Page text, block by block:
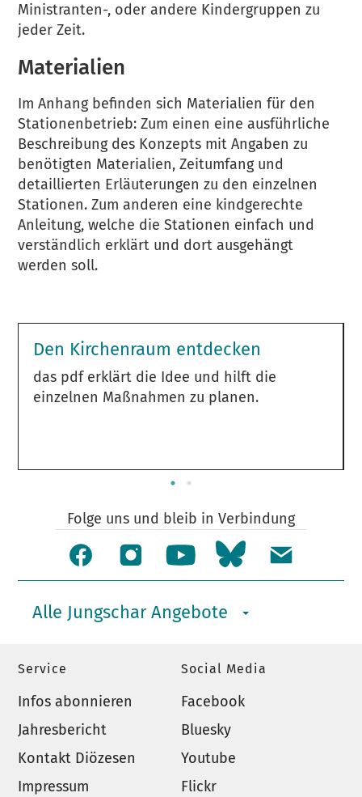
Ministranten-, oder andere Kindergruppen zu
jeder Zeit.
Materialien
Im Anhang befinden sich Materialien für den
Stationenbetrieb: Zum einen eine ausführliche
Beschreibung des Konzepts mit Angaben zu
benötigten Materialien, Zeitumfang und
detaillierten Erläuterungen zu den einzelnen
Stationen. Zum anderen eine kindgerechte
Anleitung, welche die Stationen einfach und
verständlich erklärt und dort ausgehängt
werden soll.
Den Kirchenraum entdecken
das pdf erklärt die Idee und hilft die
einzelnen Maßnahmen zu planen.
Folge uns und bleib in Verbindung
Alle Jungschar Angebote
Service
Infos abonnieren
Jahresbericht
Kontakt Diözesen
Impressum
Social Media
Facebook
Bluesky
Youtube
Flickr